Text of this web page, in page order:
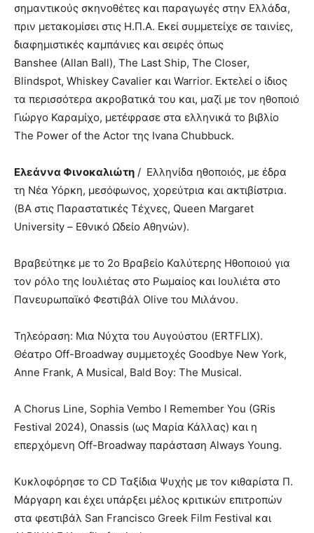
σημαντικούς σκηνοθέτες και παραγωγές στην Ελλάδα,
πριν μετακομίσει στις Η.Π.Α. Εκεί συμμετείχε σε ταινίες,
διαφημιστικές καμπάνιες και σειρές όπως
Banshee (Allan Ball), The Last Ship, The Closer,
Blindspot, Whiskey Cavalier και Warrior. Εκτελεί ο ίδιος
τα περισσότερα ακροβατικά του και, μαζί με τον ηθοποιό
Γιώργο Καραμίχο, μετέφρασε στα ελληνικά το βιβλίο
The Power of the Actor της Ivana Chubbuck.
Ελεάννα Φινοκαλιώτη / Ελληνίδα ηθοποιός, με έδρα
τη Νέα Υόρκη, μεσόφωνος, χορεύτρια και ακτιβίστρια.
(BA στις Παραστατικές Τέχνες, Queen Margaret
University – Εθνικό Ωδείο Αθηνών).
Βραβεύτηκε με το 2ο Βραβείο Καλύτερης Ηθοποιού για
τον ρόλο της Ιουλιέτας στο Ρωμαίος και Ιουλιέτα στο
Πανευρωπαϊκό Φεστιβάλ Olive του Μιλάνου.
Τηλεόραση: Μια Νύχτα του Αυγούστου (ERTFLIX).
Θέατρο Off-Broadway συμμετοχές Goodbye New York,
Anne Frank, A Musical, Bald Boy: The Musical.
A Chorus Line, Sophia Vembo I Remember You (GRis
Festival 2024), Onassis (ως Μαρία Κάλλας) και η
επερχόμενη Off-Broadway παράσταση Always Young.
Κυκλοφόρησε το CD Ταξίδια Ψυχής με τον κιθαρίστα Π.
Μάργαρη και έχει υπάρξει μέλος κριτικών επιτροπών
στα φεστιβάλ San Francisco Greek Film Festival και